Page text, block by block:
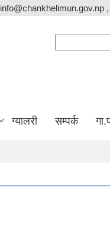
info@chankhelimun.gov.np
ग्यालरी सम्पर्क